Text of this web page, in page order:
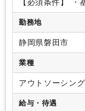
いたします。・
にご相談可能な
ざいますが、働
ル、希望に応じ
取り、そして社
す。業務状況な
の進行を叶えて
く、『zoom』も
【必須条件】 ・
決算レベル）、
種申請経験）を
お一人で完結でき
持ちの方 【求め
ンが取れる方
勤務地
静岡県磐田市
業種
アウトソーシン
ドサービス）
給与・待遇